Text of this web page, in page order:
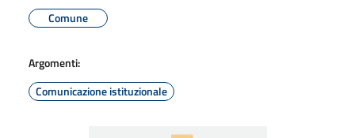
Comune
Argomenti:
Comunicazione istituzionale